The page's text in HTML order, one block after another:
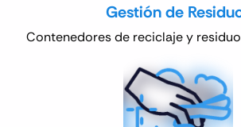
Gestión de
Contenedores de reciclaje y